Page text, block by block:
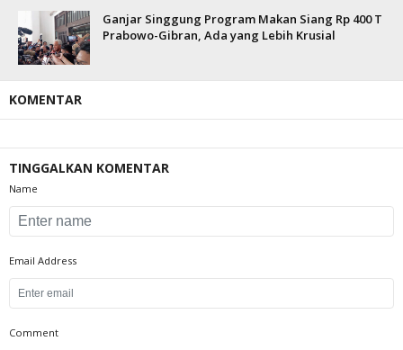
Ganjar Singgung Program Makan Siang Rp 400 T
Prabowo-Gibran, Ada yang Lebih Krusial
KOMENTAR
TINGGALKAN KOMENTAR
Name
Email Address
Comment